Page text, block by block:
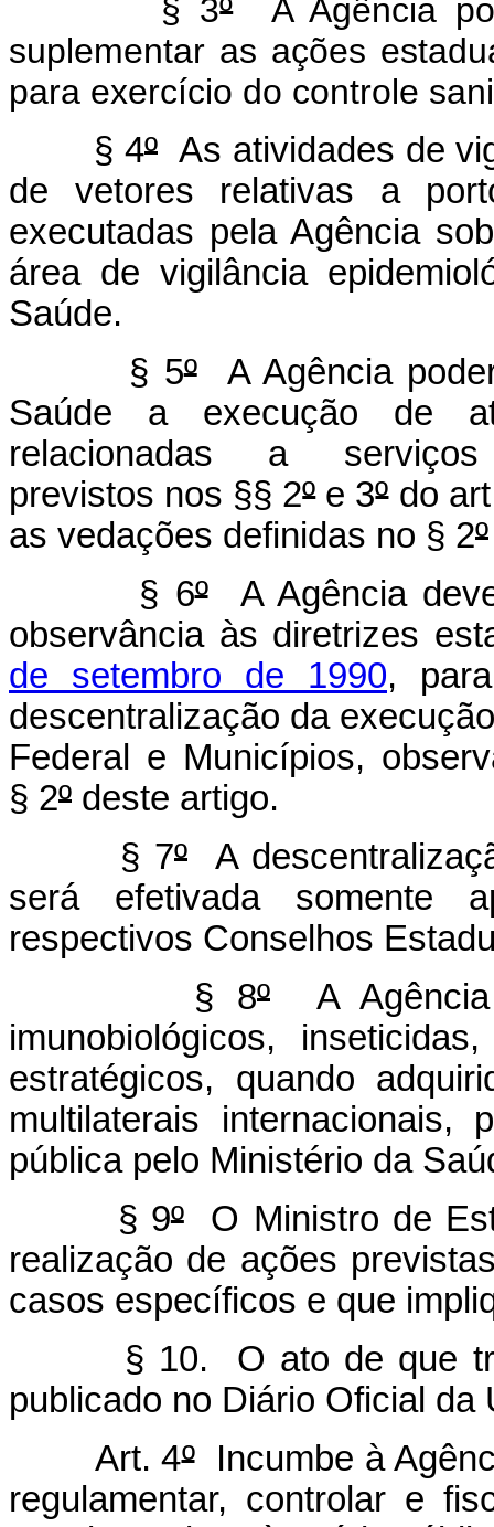
§ 3ºA Agência
suplementar as ações
para exercício do controle
§ 4º As atividades de
de vetores relativas a
executadas pela Agência
área de vigilância
Saúde.
§ 5ºA Agência
Saúde a execução de
relacionadas a serviços
previstos nos §§ 2ºe 3ºdo
as vedações definidas no § 2º
§ 6ºA Agência
observância às diretrizes
de setembro de 1990,
descentralização da
Federal e Municípios,
§ 2º deste artigo.
§ 7º A
será efetivada somente
respectivos Conselhos
§ 8º A Agência
imunobiológicos,
estratégicos, quando
multilaterais
pública pelo Ministério da
§ 9ºO Ministro de
realização de ações
casos específicos e que
§ 10. O ato de que
publicado no Diário Oficial da
Art. 4ºIncumbe à
regulamentar, controlar e